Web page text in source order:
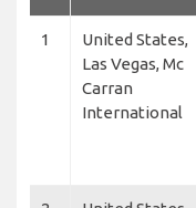
1
United States,
Las Vegas, Mc
Carran
International